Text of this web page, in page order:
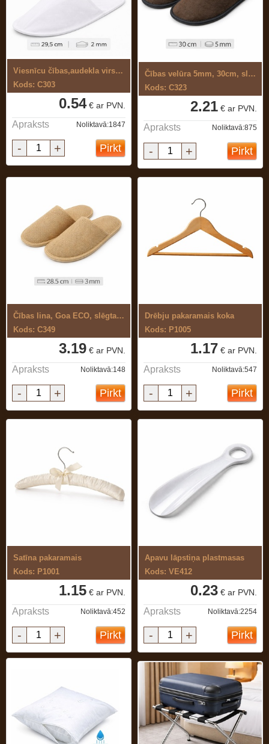
Viesnīcu čības,audekla virsma, 2mm ...
Kods: C303
0.54€ ar PVN.
Apraksts Noliktavā:1847
- + Pirkt
Čības velūra 5mm, 30cm, slēgtas, brūnas
Kods: C323
2.21 € ar PVN.
Apraksts Noliktavā:875
- + Pirkt
Čības lina, Goa ECO, slēgta tipa, ...
Kods: C349
3.19 € ar PVN.
Apraksts Noliktavā:148
- + Pirkt
Drēbju pakaramais koka
Kods: P1005
1.17 € ar PVN.
Apraksts Noliktavā:547
- + Pirkt
Satīna pakaramais
Kods: P1001
1.15 € ar PVN.
Apraksts Noliktavā:452
- + Pirkt
Apavu lāpstiņa plastmasas
Kods: VE412
0.23 € ar PVN.
Apraksts Noliktavā:2254
- + Pirkt